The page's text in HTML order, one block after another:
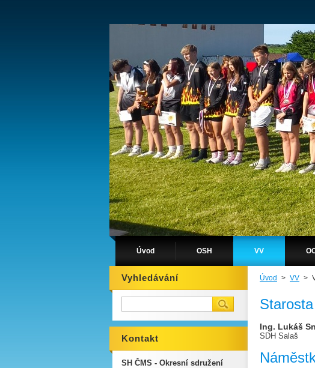
Úvod OSH VV
Úvod > VV >
Ing. Lukáš
SDH Salaš
Vyhledávání
Kontakt
SH ČMS - Okresní sdružení